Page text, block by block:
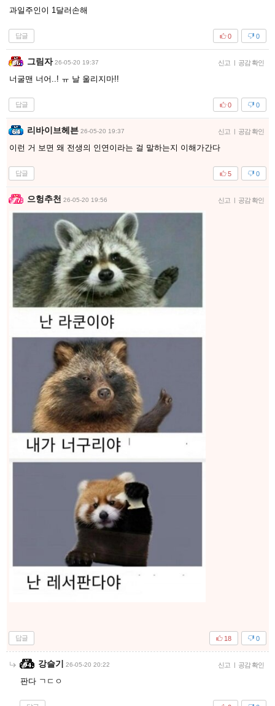
과일주인이 1달러손해
답글 0
0
그림자 26-05-20 19:37 신고 | 공감 확인
너굴맨 너어..! ㅠ 날 울리지마!!
답글 0
0
리바이브헤븐 26-05-20 19:37 신고 | 공감 확인
이런 거 보면 왜 전생의 인연이라는 걸 말하는지 이해가간다
답글 0
5
으헝추천 26-05-20 19:56 신고 | 공감 확인
답글 0
18
강슬기 26-05-20 20:22 신고 공감 확인
판다 ㄱㄷㅇ